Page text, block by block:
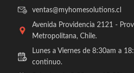
ventas@myhomesolutions.cl
Avenida Providencia 2121 -
Metropolitana, Chile.
Lunes a Viernes de 8:30am a
continuo.